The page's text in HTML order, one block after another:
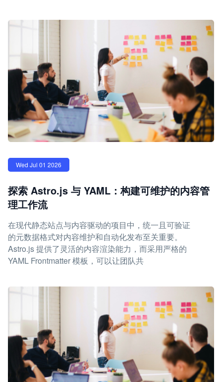
Wed Jul 01 2026
探索 Astro.js 与 YAML：构建可维护的内容管
理工作流
在现代静态站点与内容驱动的项目中，统一且可验证
的元数据格式对内容维护和自动化发布至关重要。
Astro.js 提供了灵活的内容渲染能力，而采用严格的
YAML Frontmatter 模板，可以让团队共